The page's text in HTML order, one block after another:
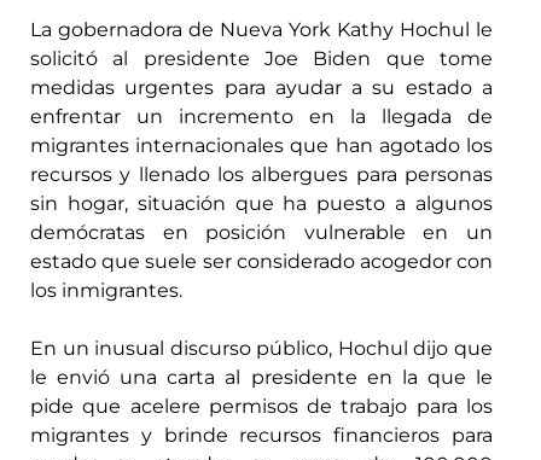
La gobernadora de Nueva York Kathy Hochul le
solicitó al presidente Joe Biden que tome
medidas urgentes para ayudar a su estado a
enfrentar un incremento en la llegada de
migrantes internacionales que han agotado los
recursos y llenado los albergues para personas
sin hogar, situación que ha puesto a algunos
demócratas en posición vulnerable en un
estado que suele ser considerado acogedor con
los inmigrantes.
En un inusual discurso público, Hochul dijo que
le envió una carta al presidente en la que le
pide que acelere permisos de trabajo para los
migrantes y brinde recursos financieros para